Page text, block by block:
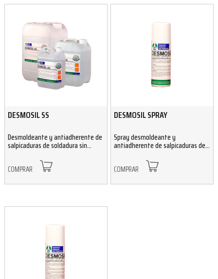
DESMOSIL SS
Desmoldeante y antiadherente de
salpicaduras de soldadura sin
COMPRAR
DESMOSIL SPRAY
Spray desmoldeante y
antiadherente de salpicaduras de
COMPRAR